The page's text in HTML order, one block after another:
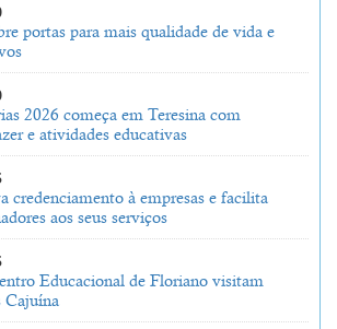
portas para mais qualidade de vida e
2026 começa em Teresina com
e atividades educativas
credenciamento à empresas e facilita
aos seus serviços
Educacional de Floriano visitam
Cajuína